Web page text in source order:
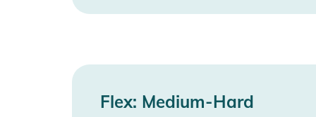
Flex: Medium-Hard